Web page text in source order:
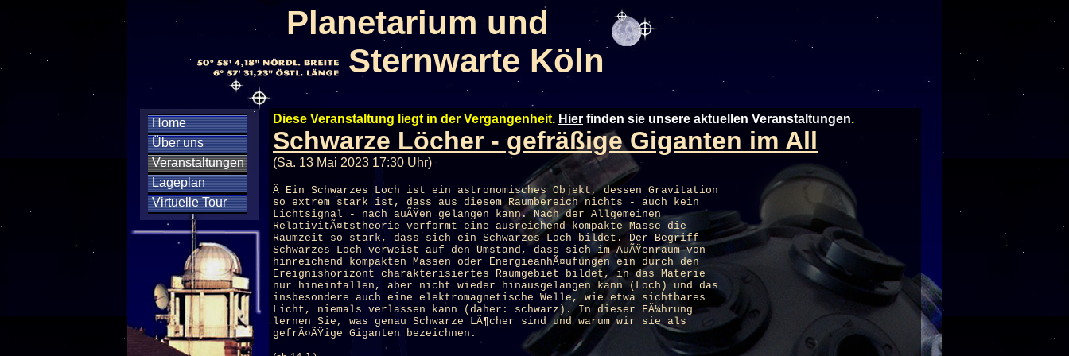
Planetarium und
Sternwarte Köln
Home
Über uns
Veranstaltungen
Lageplan
Virtuelle Tour
Diese Veranstaltung liegt in der Vergangenheit. Hier finden sie unsere aktuellen Veranstaltungen.
Schwarze Löcher - gefräßige Giganten im All
(Sa. 13 Mai 2023 17:30 Uhr)
Â Ein Schwarzes Loch ist ein astronomisches Objekt, dessen Gravitation
so extrem stark ist, dass aus diesem Raumbereich nichts - auch kein
Lichtsignal - nach auÃŸen gelangen kann. Nach der Allgemeinen
RelativitÃ¤tstheorie verformt eine ausreichend kompakte Masse die
Raumzeit so stark, dass sich ein Schwarzes Loch bildet. Der Begriff
Schwarzes Loch verweist auf den Umstand, dass sich im AuÃŸenraum von
hinreichend kompakten Massen oder EnergieanhÃ¤ufungen ein durch den
Ereignishorizont charakterisiertes Raumgebiet bildet, in das Materie
nur hineinfallen, aber nicht wieder hinausgelangen kann (Loch) und das
insbesondere auch eine elektromagnetische Welle, wie etwa sichtbares
Licht, niemals verlassen kann (daher: schwarz). In dieser FÃ¼hrung
lernen Sie, was genau Schwarze LÃ¶cher sind und warum wir sie als
gefrÃ¤ÃŸige Giganten bezeichnen.